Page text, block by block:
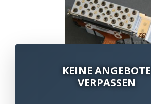
KEINE ANGEBOTE
VERPASSEN